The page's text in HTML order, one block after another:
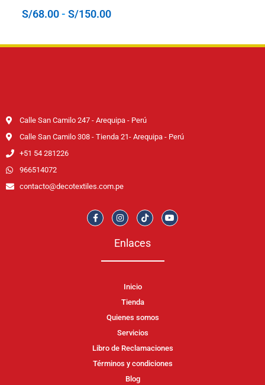
S/68.00 - S/150.00
Calle San Camilo 247 - Arequipa - Perú
Calle San Camilo 308 - Tienda 21- Arequipa - Perú
+51 54 281226
966514072
contacto@decotextiles.com.pe
Enlaces
Inicio
Tienda
Quienes somos
Servicios
Libro de Reclamaciones
Términos y condiciones
Blog